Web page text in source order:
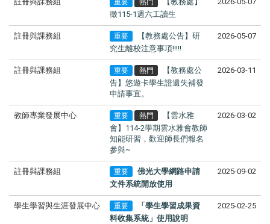
重要 熱門
徵115-1週六工讀生
註冊與課務組 重要
【教務處公告】研
究生離校注意事項!!!!!
2026-05-07
註冊與課務組 重要 熱門
【教務處公
告】悠遊卡學生證遺失補發
申請事宜。
2026-03-11
教師專業發展中心 重要 熱門
【雲水雅
會】114-2學期雲水雅會教師
知能研習，歡迎師長們報名
參與~
2026-03-02
註冊與課務組 重要
佛光大學網路申請
文件系統開放使用
2025-09-02
學生學習與生涯發展中心 重要
「學生學習成果資
料收集系統」使用說明
2025-02-25